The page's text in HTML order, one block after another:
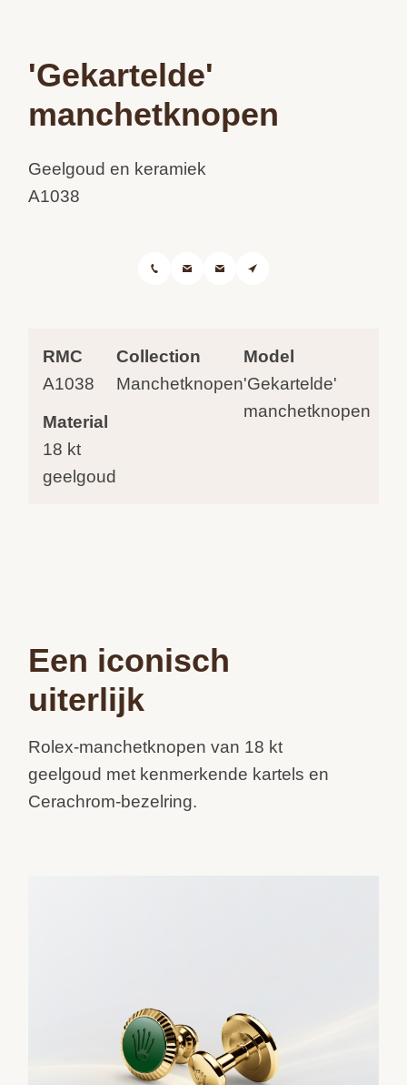
'Gekartelde'
manchetknopen
Geelgoud en keramiek
A1038
RMC
A1038
Material
18 kt
geelgoud
Collection
Manchetknopen
Model
'Gekartelde'
manchetknopen
Een iconisch
uiterlijk
Rolex-manchetknopen van 18 kt
geelgoud met kenmerkende kartels en
Cerachrom-bezelring.